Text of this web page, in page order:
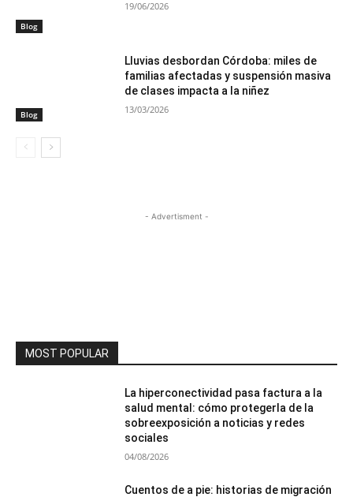
Blog
19/06/2026
Blog
Lluvias desbordan Córdoba: miles de
familias afectadas y suspensión masiva
de clases impacta a la niñez
13/03/2026
- Advertisment -
MOST POPULAR
La hiperconectividad pasa factura a la
salud mental: cómo protegerla de la
sobreexposición a noticias y redes
sociales
04/08/2026
Cuentos de a pie: historias de migración